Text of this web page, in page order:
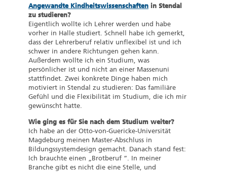
Angewandte Kindheitswissenschaften in Stendal
zu studieren?
Eigentlich wollte ich Lehrer werden und habe
vorher in Halle studiert. Schnell habe ich gemerkt,
dass der Lehrerberuf relativ unflexibel ist und ich
schwer in andere Richtungen gehen kann.
Außerdem wollte ich ein Studium, was
persönlicher ist und nicht an einer Massenuni
stattfindet. Zwei konkrete Dinge haben mich
motiviert in Stendal zu studieren: Das familiäre
Gefühl und die Flexibilität im Studium, die ich mir
gewünscht hatte.
Wie ging es für Sie nach dem Studium weiter?
Ich habe an der Otto-von-Guericke-Universität
Magdeburg meinen Master-Abschluss in
Bildungssystemdesign gemacht. Danach stand fest:
Ich brauchte einen „Brotberuf “. In meiner
Branche gibt es nicht die eine Stelle, und